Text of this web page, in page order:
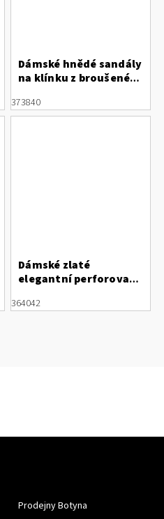
Dámské hnědé sandály
na klínku z broušené
373840
Dámské zlaté
elegantní perforované
364042
Prodejny Botyna